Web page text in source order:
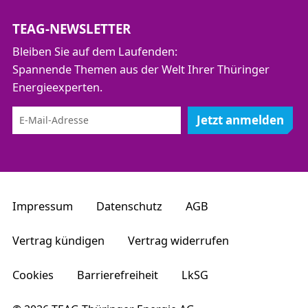
TEAG-NEWSLETTER
Bleiben Sie auf dem Laufenden:
Spannende Themen aus der Welt Ihrer Thüringer
Energieexperten.
Jetzt anmelden
Impressum Datenschutz AGB
Vertrag kündigen Vertrag widerrufen
Cookies Barrierefreiheit LkSG